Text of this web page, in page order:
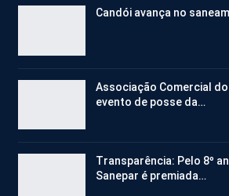
Candói avança no
Associação Comercial
evento de posse da…
Transparência: Pelo 8º
Sanepar é premiada…